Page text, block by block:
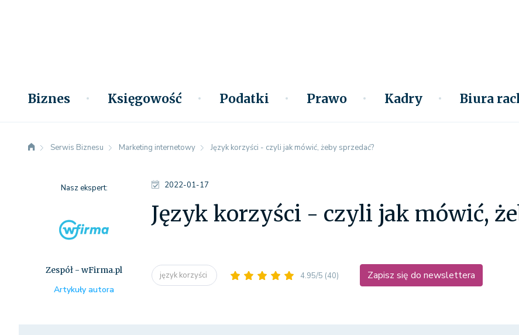
Biznes Księgowość Podatki Prawo Kadry Biura
Serwis Biznesu Marketing internetowy Język korzyści - czyli jak mówić, żeby sprzedać?
2022-01-17
Język korzyści - czyli jak mówić,
język korzyści 4.95/5 (40) Zapisz się do newslettera
Nasz ekspert:
Zespół - wFirma.pl
Artykuły autora